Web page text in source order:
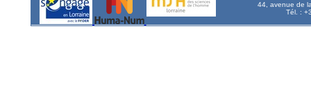
44, avenue de
Tél. :